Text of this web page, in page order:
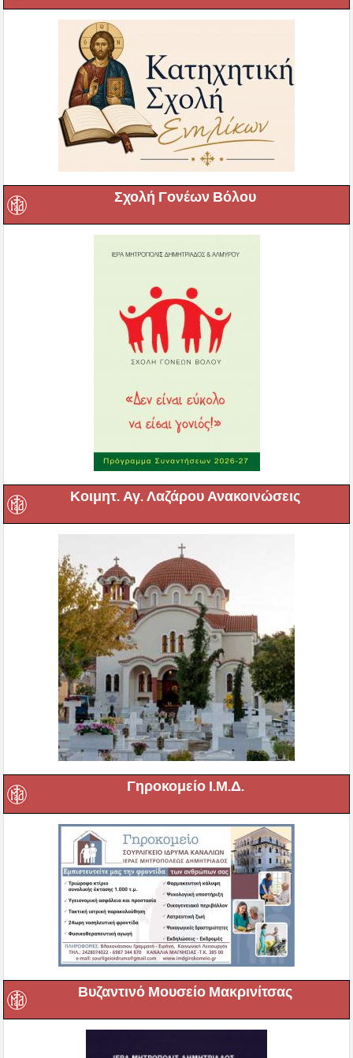
Σχολή Γονέων Βόλου
Κοιμητ. Αγ. Λαζάρου Ανακοινώσεις
Γηροκομείο Ι.Μ.Δ.
Βυζαντινό Μουσείο Μακρινίτσας